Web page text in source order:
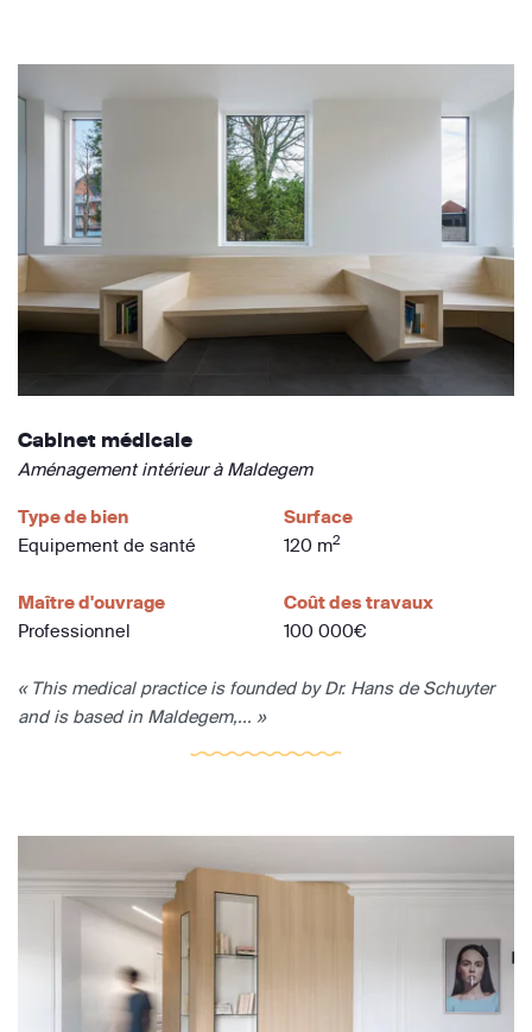
Cabinet médicale
Aménagement intérieur à Maldegem
Type de bien
Equipement de santé
Surface
120 m2
Maître d'ouvrage
Professionnel
Coût des travaux
100 000€
« This medical practice is founded by Dr. Hans de Schuyter
and is based in Maldegem,... »